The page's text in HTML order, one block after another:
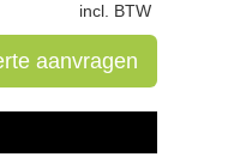
incl. BTW
aanvragen